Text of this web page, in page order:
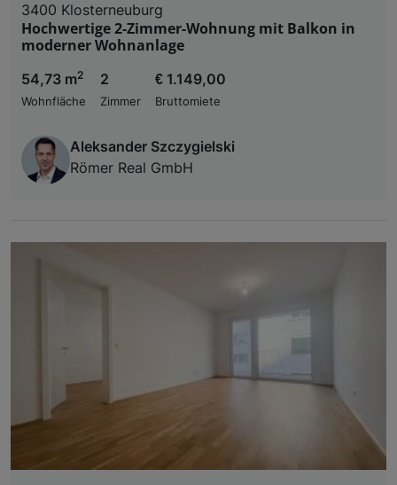
3400 Klosterneuburg
Hochwertige 2-Zimmer-Wohnung mit Balkon in
moderner Wohnanlage
54,73 m2
Wohnfläche
2
Zimmer
€ 1.149,00
Bruttomiete
Aleksander Szczygielski
Römer Real GmbH